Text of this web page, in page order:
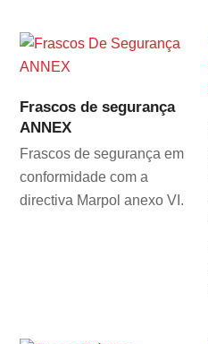
Frascos de segurança
ANNEX
Frascos de segurança em
conformidade com a
directiva Marpol anexo VI.